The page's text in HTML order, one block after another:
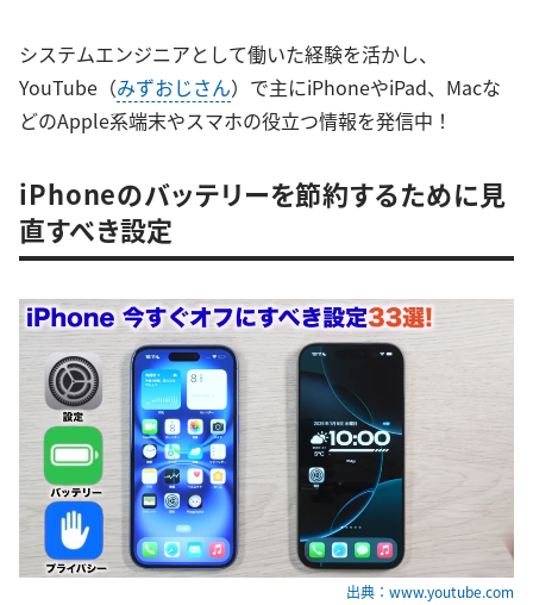
システムエンジニアとして働いた経験を活かし、
YouTube（みずおじさん）で主にiPhoneやiPad、Macな
どのApple系端末やスマホの役立つ情報を発信中！
iPhoneのバッテリーを節約するために見
直すべき設定
出典：www.youtube.com